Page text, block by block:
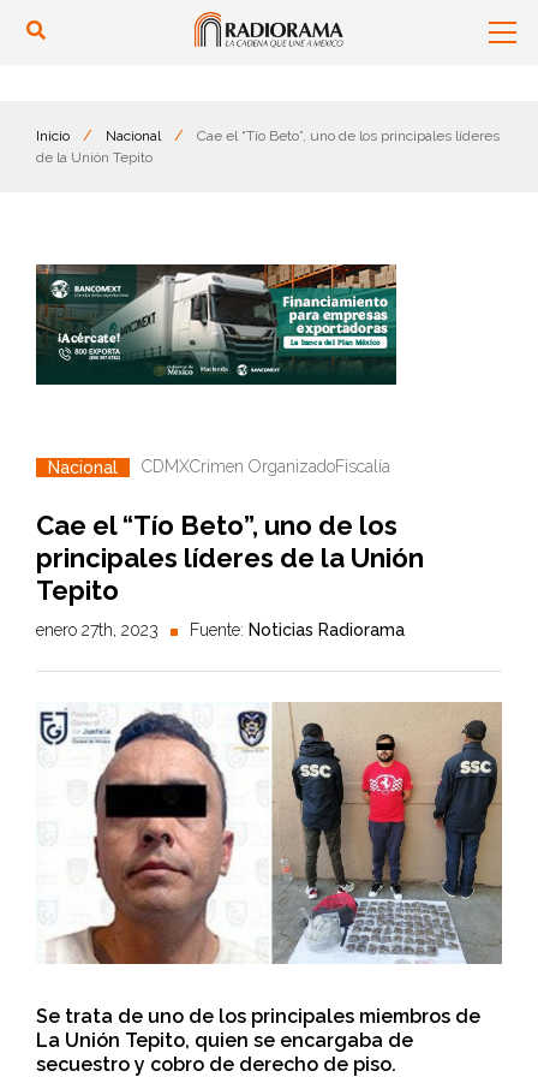
Inicio / Nacional /
Cae el “Tío Beto”, uno de los principales líderes
de la Unión Tepito
Nacional CDMXCrimen OrganizadoFiscalía
Cae el “Tío Beto”, uno de los
principales líderes de la Unión
Tepito
enero 27th, 2023 Fuente: Noticias Radiorama
Se trata de uno de los principales miembros de
La Unión Tepito, quien se encargaba de
secuestro y cobro de derecho de piso.